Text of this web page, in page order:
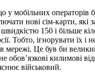
у мобільних операторів
нові сім-карти, які
150 і більше
Тобто, ігнорувати їх і
в мережі. Це був би
обов’язкові килимові
військовий.